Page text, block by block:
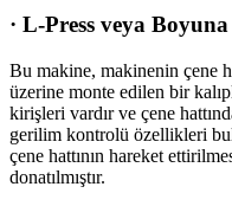
· L-Press veya Boyuna
Bu makine, makinenin çene
üzerine monte edilen bir
kirişleri vardır ve çene
gerilim kontrolü özellikleri
çene hattının hareket
donatılmıştır.